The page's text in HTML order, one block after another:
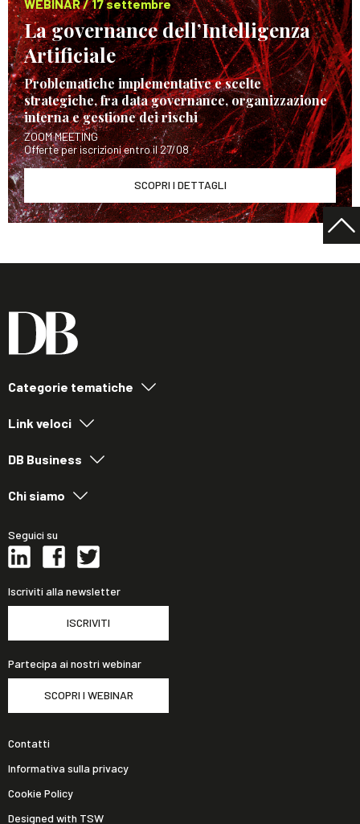
WEBINAR / 17 settembre
La governance dell’Intelligenza
Artificiale
Problematiche implementative e scelte
strategiche, fra data governance, organizzazione
interna e gestione dei rischi
ZOOM MEETING
Offerte per iscrizioni entro il 27/08
SCOPRI I DETTAGLI
Categorie tematiche
Link veloci
DB Business
Chi siamo
Seguici su
Iscriviti alla newsletter
ISCRIVITI
Partecipa ai nostri webinar
SCOPRI I WEBINAR
Contatti
Informativa sulla privacy
Cookie Policy
Designed with TSW